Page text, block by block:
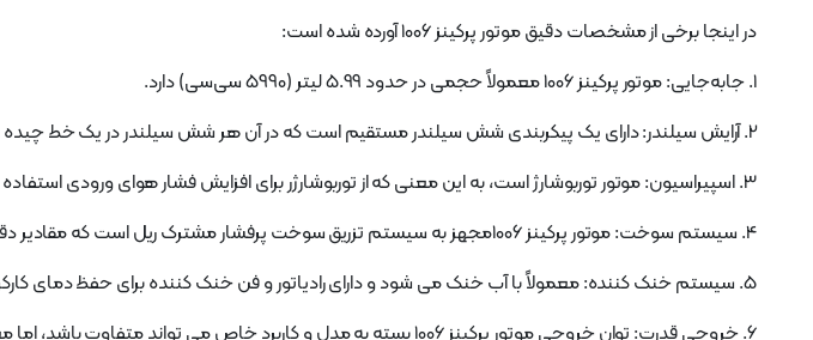
در اینجا برخی از مشخصات دقیق موتور پرکینز 1006 آورده شده است:
1. جابه‌جایی: موتور پرکینز 1006 معمولاً حجمی در حدود 5.99 لیتر (5990 سی‌سی) دارد.
2. آرایش سیلندر: دارای یک پیکربندی شش سیلندر مستقیم است که در آن هر شش سیلندر در یک خط چیده شده اند.
3. اسپیراسیون: موتور توربوشارژ است، به این معنی که از توربوشارژر برای افزایش فشار هوای ورودی استفاده می کند و در نتیجه عملکرد و راندمان بهبود می یابد.
4. سیستم سوخت: موتور پرکینز 1006مجهز به سیستم تزریق سوخت پرفشار مشترک ریل است که مقادیر دقیق سوخت را برای احتراق بهینه به هر سیلندر می رساند.
5. سیستم خنک کننده: معمولاً با آب خنک می شود و دارای رادیاتور و فن خنک کننده برای حفظ دمای کارکرد موتور در محدوده بهینه است.
6. خروجی قدرت: توان خروجی موتور پرکینز 1006 بسته به مدل و کاربرد خاص می تواند متفاوت باشد، اما معمولاً بین 150 اسب بخار تا 250 اسب بخار است.